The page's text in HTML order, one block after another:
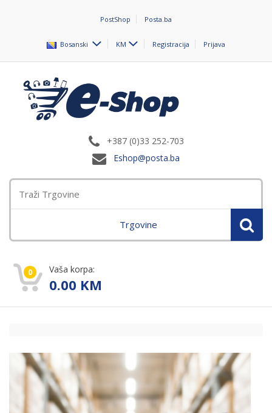
PostShop Posta.ba
Bosanski KM Registracija Prijava
+387 (0)33 252-703
Eshop@posta.ba
Trgovine
0 Vaša korpa:
0.00 KM